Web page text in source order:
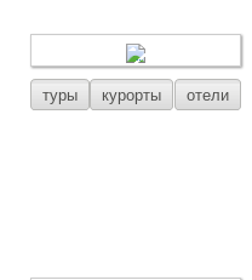
туры курорты отели